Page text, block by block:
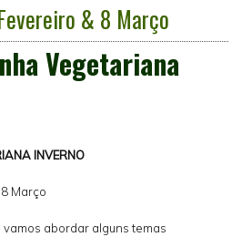
& 8 Março
Vegetariana
INVERNO
Março
abordar alguns temas